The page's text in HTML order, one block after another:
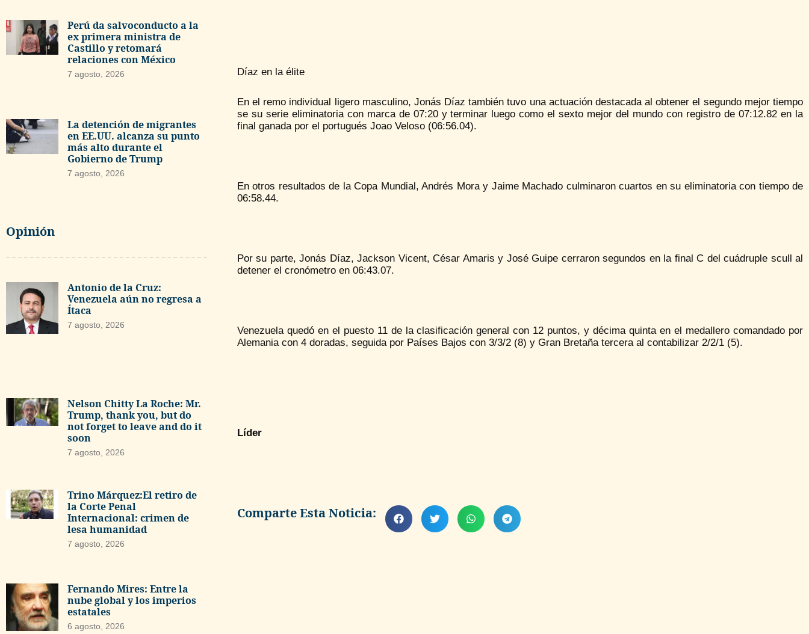
Perú da salvoconducto a la
ex primera ministra de
Castillo y retomará
relaciones con México
7 agosto, 2026
La detención de migrantes
en EE.UU. alcanza su punto
más alto durante el
Gobierno de Trump
7 agosto, 2026
Opinión
Antonio de la Cruz:
Venezuela aún no regresa a
Ítaca
7 agosto, 2026
Nelson Chitty La Roche: Mr.
Trump, thank you, but do
not forget to leave and do it
soon
7 agosto, 2026
Trino Márquez:El retiro de
la Corte Penal
Internacional: crimen de
lesa humanidad
7 agosto, 2026
Fernando Mires: Entre la
nube global y los imperios
estatales
6 agosto, 2026
Díaz en la élite
En el remo individual ligero masculino, Jonás Díaz también tuvo una actuación destacada al obtener el segundo mejor tiempo
se su serie eliminatoria con marca de 07:20 y terminar luego como el sexto mejor del mundo con registro de 07:12.82 en la
final ganada por el portugués Joao Veloso (06:56.04).
En otros resultados de la Copa Mundial, Andrés Mora y Jaime Machado culminaron cuartos en su eliminatoria con tiempo de
06:58.44.
Por su parte, Jonás Díaz, Jackson Vicent, César Amaris y José Guipe cerraron segundos en la final C del cuádruple scull al
detener el cronómetro en 06:43.07.
Venezuela quedó en el puesto 11 de la clasificación general con 12 puntos, y décima quinta en el medallero comandado por
Alemania con 4 doradas, seguida por Países Bajos con 3/3/2 (8) y Gran Bretaña tercera al contabilizar 2/2/1 (5).
Líder
Comparte Esta Noticia: